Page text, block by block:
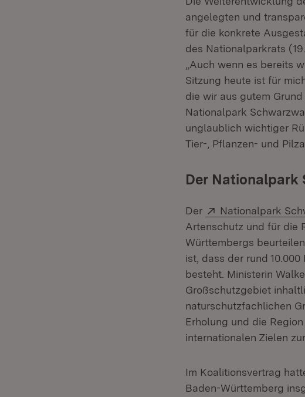
angelegten und
für die konkrete
des Nationalparkrats
„Auch wenn es bereits
Sitzung heute ist für
die wir aus gutem
Nationalpark
unglaublich wichtiger
Tier-, Pflanzen- und
Der Nationalpark
Der Extern:
Nationalpark
Artenschutz und für die
Württembergs
ist, dass der rund
besteht. Ministerin
Großschutzgebiet
naturschutzfachlichen
Erholung und die
internationalen Zielen
Im Koalitionsvertrag
Baden-Württemberg